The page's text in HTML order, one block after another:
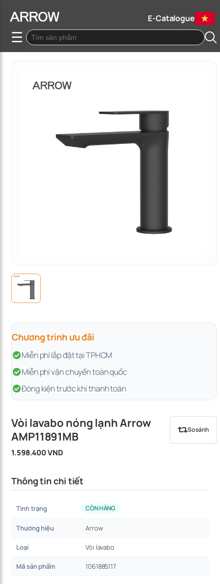
E-Catalogue
☰Quay lại
Chương trình ưu đãi
Miễn phí lắp đặt tại TPHCM
Miễn phí vận chuyển toàn quốc
Đóng kiện trước khi thanh toán
Vòi lavabo nóng lạnh Arrow
AMP11891MB
So sánh
1.598.400 VND
Thông tin chi tiết
Tình trạng CÒN HÀNG
Thương hiệu Arrow
Loại Vòi lavabo
Mã sản phẩm 1061885117